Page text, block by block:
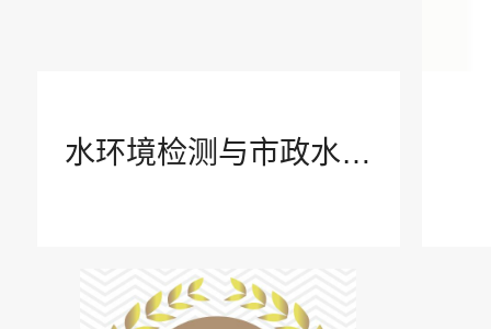
安全与保密
水环境检测与市政水处